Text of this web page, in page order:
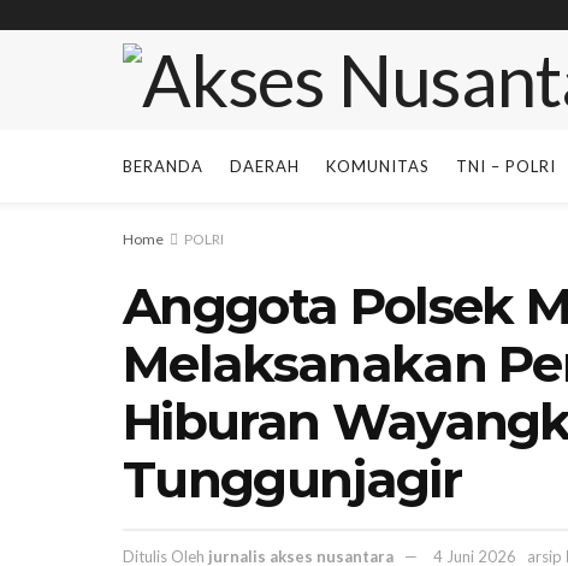
BERANDA DAERAH KOMUNITAS TNI – POLRI
Home POLRI
Anggota Polsek
Melaksanakan
Hiburan
Tunggunjagir
Ditulis Oleh jurnalis akses nusantara 4 Juni 2026 arsip